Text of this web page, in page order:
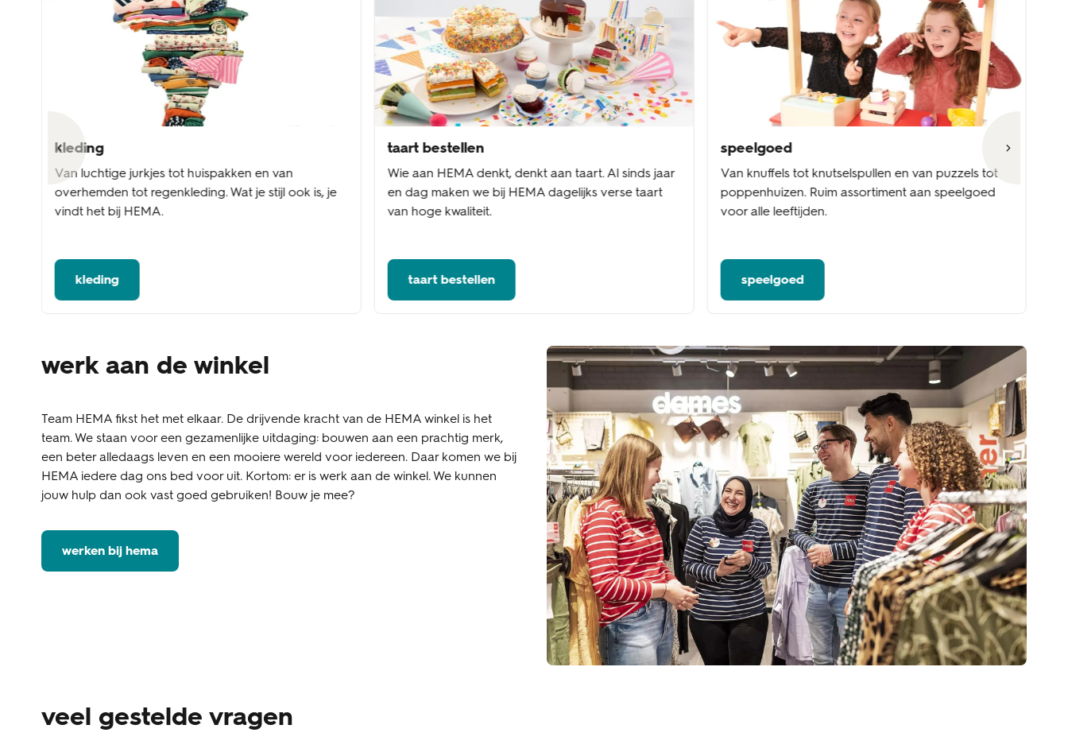
kleding
Van luchtige jurkjes tot huispakken en van
overhemden tot regenkleding. Wat je stijl ook is, je
vindt het bij HEMA.
kleding
taart bestellen
Wie aan HEMA denkt, denkt aan taart. Al sinds jaar
en dag maken we bij HEMA dagelijks verse taart
van hoge kwaliteit.
taart bestellen
speelgoed
Van knuffels tot knutselspullen en van puzzels tot
poppenhuizen. Ruim assortiment aan speelgoed
voor alle leeftijden.
speelgoed
werk aan de winkel
Team HEMA fikst het met elkaar. De drijvende kracht van de HEMA winkel is het
team. We staan voor een gezamenlijke uitdaging: bouwen aan een prachtig merk,
een beter alledaags leven en een mooiere wereld voor iedereen. Daar komen we bij
HEMA iedere dag ons bed voor uit. Kortom: er is werk aan de winkel. We kunnen
jouw hulp dan ook vast goed gebruiken! Bouw je mee?
werken bij hema
veel gestelde vragen